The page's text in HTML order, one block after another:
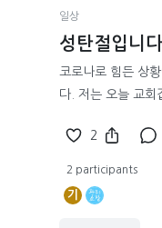
일상
성탄절입니다.
코로나로 힘든 상
다. 저는 오늘 교회
2
2 participants
기